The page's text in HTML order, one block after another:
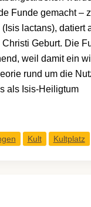
Funde gemacht –
lactans), datiert
Geburt. Die
weil damit ein
rund um die
als Isis-Heiligtum
Kult Kultplatz